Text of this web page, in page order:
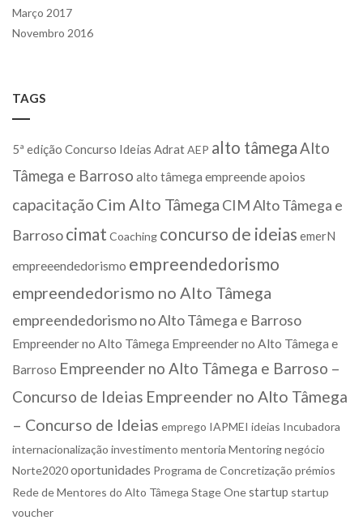
Março 2017
Novembro 2016
TAGS
5ª edição Concurso Ideias AdratAEP alto tâmegaAlto
Tâmega e Barroso alto tâmega empreendeapoios
capacitação Cim Alto Tâmega CIM Alto Tâmega e
Barrosocimat Coaching concurso de ideias emerN
empreeendedorismo empreendedorismo
empreendedorismo no Alto Tâmega
empreendedorismo no Alto Tâmega e Barroso
Empreender no Alto Tâmega Empreender no Alto Tâmega e
Barroso Empreender no Alto Tâmega e Barroso –
Concurso de Ideias Empreender no Alto Tâmega
– Concurso de Ideias emprego IAPMEI ideias Incubadora
internacionalização investimento mentoria Mentoringnegócio
Norte2020oportunidades Programa de Concretização prémios
Rede de Mentores do Alto Tâmega Stage Onestartup startup
voucher